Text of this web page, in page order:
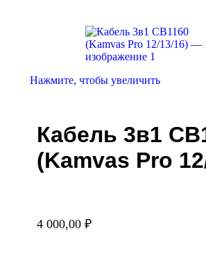
Нажмите, чтобы увеличить
Кабель 3в1
(Kamvas Pro
4 000,00 ₽